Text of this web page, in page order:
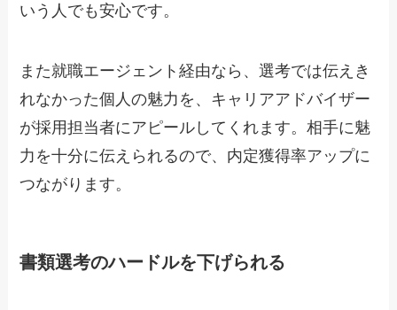
いう人でも安心です。
また就職エージェント経由なら、選考では伝えき
れなかった個人の魅力を、キャリアアドバイザー
が採用担当者にアピールしてくれます。相手に魅
力を十分に伝えられるので、内定獲得率アップに
つながります。
書類選考のハードルを下げられる